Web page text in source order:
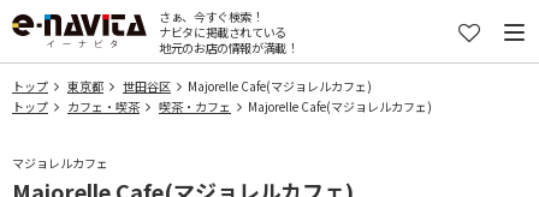
さぁ、今すぐ検索！
ナビタに掲載されている
地元のお店の情報が満載！
トップ 東京都 世田谷区
Majorelle Cafe(マジョレルカフェ)
トップ
カフェ・喫茶 喫茶・カフェ Majorelle Cafe(マジョレルカフェ)
マジョレルカフェ